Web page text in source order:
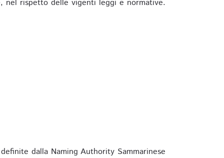
nel rispetto delle vigenti leggi e normative.
dalla Naming Authority Sammarinese